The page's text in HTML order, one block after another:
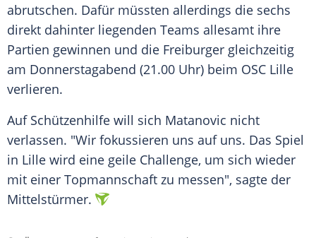
abrutschen. Dafür müssten allerdings die sechs
direkt dahinter liegenden Teams allesamt ihre
Partien gewinnen und die Freiburger gleichzeitig
am Donnerstagabend (21.00 Uhr) beim OSC Lille
verlieren.
Auf Schützenhilfe will sich Matanovic nicht
verlassen. "Wir fokussieren uns auf uns. Das Spiel
in Lille wird eine geile Challenge, um sich wieder
mit einer Topmannschaft zu messen", sagte der
Mittelstürmer.